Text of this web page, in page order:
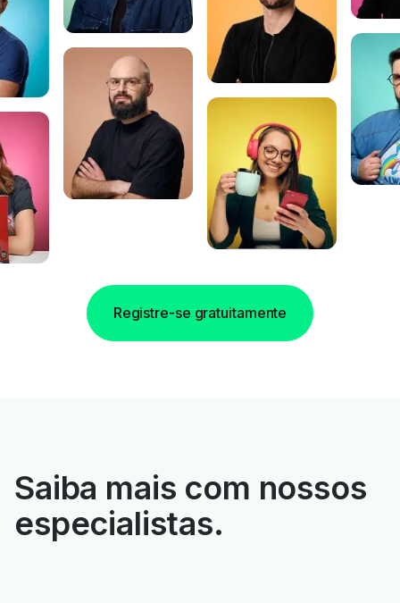
Registre-se gratuitamente
Saiba mais com nossos
especialistas.